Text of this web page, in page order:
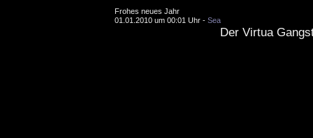
Frohes neues Jahr
01.01.2010 um 00:01 Uhr - Sea
Der Virtua